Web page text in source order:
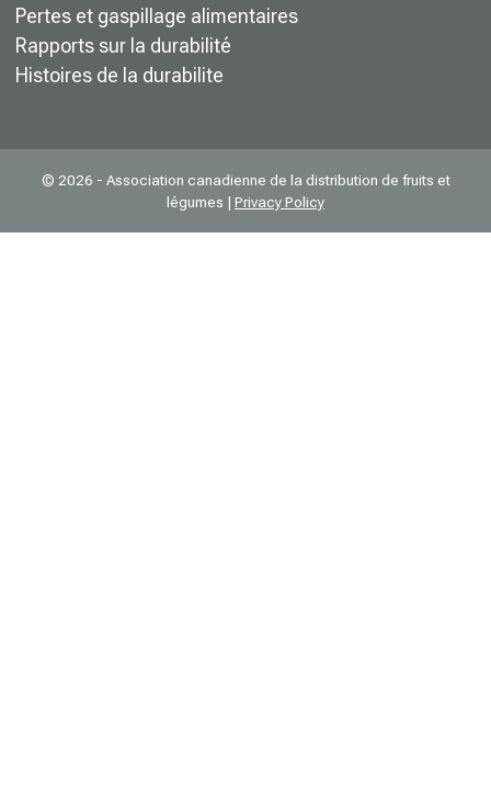
Pertes et gaspillage alimentaires
Rapports sur la durabilité
Histoires de la durabilite
© 2026 - Association canadienne de la distribution de fruits et
légumes | Privacy Policy